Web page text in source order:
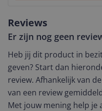
Reviews
Er zijn nog geen
Heb jij dit product in
geven? Start dan
review. Afhankelijk van
van een review
Met jouw mening help je